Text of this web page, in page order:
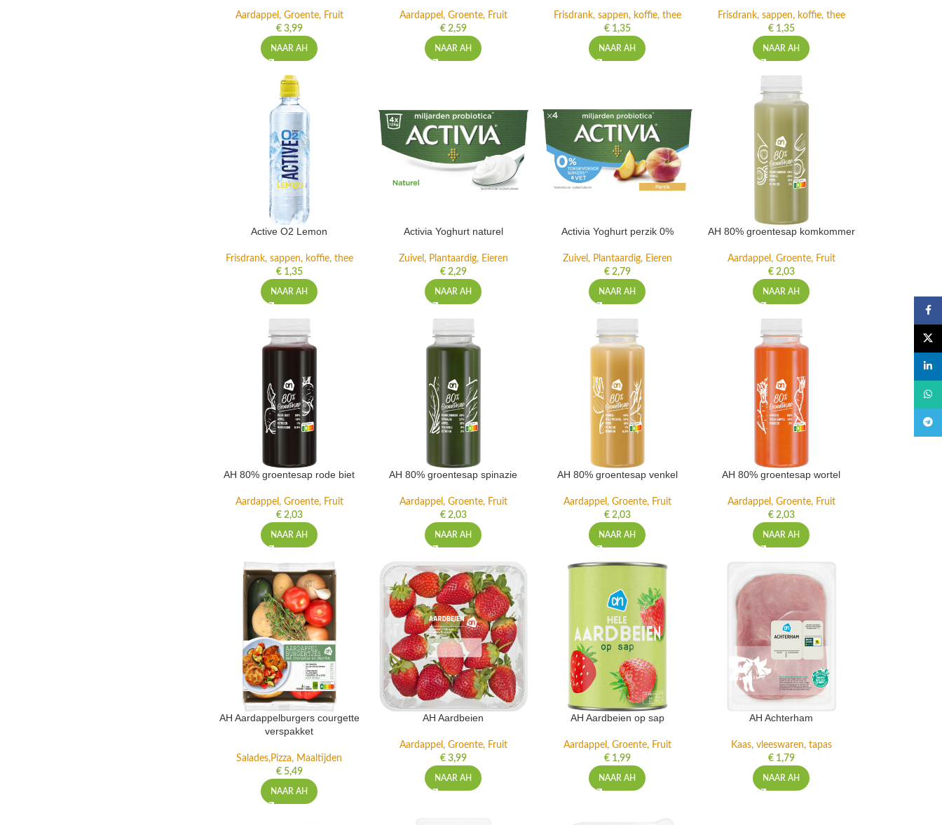
Aardappel, Groente, Fruit
€3,99
NAAR AH
Aardappel, Groente, Fruit
€2,59
NAAR AH
Frisdrank, sappen, koffie, thee
€1,35
NAAR AH
Frisdrank, sappen, koffie, thee
€1,35
NAAR AH
Active O2 Lemon
Frisdrank, sappen, koffie, thee
€1,35
NAAR AH
Activia Yoghurt naturel
Zuivel, Plantaardig, Eieren
€2,29
NAAR AH
Activia Yoghurt perzik 0%
Zuivel, Plantaardig, Eieren
€2,79
NAAR AH
AH 80% groentesap komkommer
Aardappel, Groente, Fruit
€2,03
NAAR AH
AH 80% groentesap rode biet
Aardappel, Groente, Fruit
€2,03
NAAR AH
AH 80% groentesap spinazie
Aardappel, Groente, Fruit
€2,03
NAAR AH
AH 80% groentesap venkel
Aardappel, Groente, Fruit
€2,03
NAAR AH
AH 80% groentesap wortel
Aardappel, Groente, Fruit
€2,03
NAAR AH
AH Aardappelburgers courgette
verspakket
Salades,Pizza, Maaltijden
€5,49
NAAR AH
AH Aardbeien
Aardappel, Groente, Fruit
€3,99
NAAR AH
AH Aardbeien op sap
Aardappel, Groente, Fruit
€1,99
NAAR AH
AH Achterham
Kaas, vleeswaren, tapas
€1,79
NAAR AH